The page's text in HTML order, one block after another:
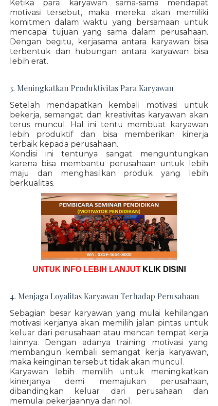
Ketika para karyawan sama-sama mendapat
motivasi tersebut, maka mereka akan memiliki
komitmen dalam waktu yang bersamaan untuk
mencapai tujuan yang sama dalam perusahaan.
Dengan begitu, kerjasama antara karyawan bisa
terbentuk dan hubungan antara karyawan bisa
lebih erat.
3. Meningkatkan Produktivitas Para Karyawan
Setelah mendapatkan kembali motivasi untuk
bekerja, semangat dan kreativitas karyawan akan
terus muncul. Hal ini tentu membuat karyawan
lebih produktif dan bisa memberikan kinerja
terbaik kepada perusahaan.
Kondisi ini tentunya sangat menguntungkan
karena bisa membantu perusahaan untuk lebih
maju dan menghasilkan produk yang lebih
berkualitas.
UNTUK INFO LEBIH LANJUT KLIK DISINI
4. Menjaga Loyalitas Karyawan Terhadap Perusahaan
Sebagian besar karyawan yang mulai kehilangan
motivasi kerjanya akan memilih jalan pintas untuk
keluar dari perusahaan atau mencari tempat kerja
lainnya. Dengan adanya training motivasi yang
membangun kembali semangat kerja karyawan,
maka keinginan tersebut tidak akan muncul.
Karyawan lebih memilih untuk meningkatkan
kinerjanya demi memajukan perusahaan,
dibandingkan keluar dari perusahaan dan
memulai pekerjaannya dari nol.